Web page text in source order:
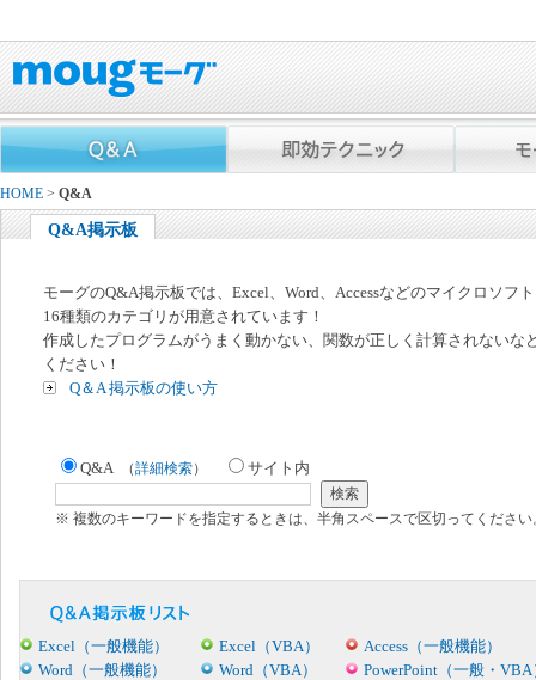
HOME > Q&A
Q&A掲示板
モーグのQ&A掲示板では、Excel、Word、Accessなどのマイクロソフ
16種類のカテゴリが用意されています！
作成したプログラムがうまく動かない、関数が正しく計算されないな
ください！
Q＆A 掲示板の使い方
Q&A （詳細検索） サイト内
※ 複数のキーワードを指定するときは、半角スペースで区切ってください
Excel（一般機能） Excel（VBA）
Access（一般機能）
Word（一般機能）
Word（VBA）
PowerPoint（一般・VBA